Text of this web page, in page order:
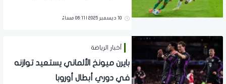
10 ديسمبر 2025 | 06:11 مساءً
أخبار الرياضة
بايرن ميونخ الألماني يستعيد توازنه
في دوري أبطال أوروبا